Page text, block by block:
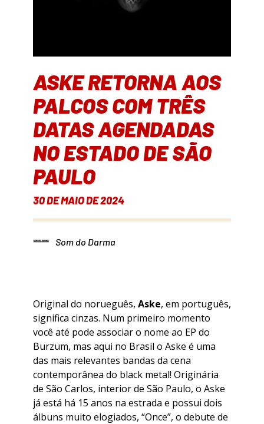
ASKE RETORNA AOS
PALCOS COM TRÊS
DATAS AGENDADAS
NO ESTADO DE SÃO
PAULO
30 DE MAIO DE 2024
Som do Darma
Original do norueguês, Aske, em português,
significa cinzas. Num primeiro momento
você até pode associar o nome ao EP do
Burzum, mas aqui no Brasil o Aske é uma
das mais relevantes bandas da cena
contemporânea do black metal! Originária
de São Carlos, interior de São Paulo, o Aske
já está há 15 anos na estrada e possui dois
álbuns muito elogiados, “Once”, o debute de